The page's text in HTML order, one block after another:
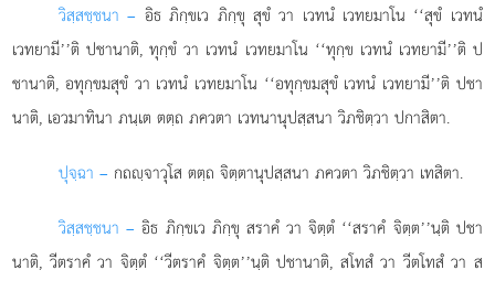
วิสฺสชฺชนา – อิธ ภิกฺขเว ภิกฺขุ สุขํ วา เวทนํ เวทยมาโน ‘‘สุขํ เวทนํ
เวทยามี’’ติ ปชานาติ, ทุกฺขํ วา เวทนํ เวทยมาโน ‘‘ทุกฺข เวทนํ เวทยามี’’ติ ป
ชานาติ, อทุกฺขมสุขํ วา เวทนํ เวทยมาโน ‘‘อทุกฺขมสุขํ เวทนํ เวทยามี’’ติ ปชา
นาติ, เอวมาทินา ภนฺเต ตตฺถ ภควตา เวทนานุปสฺสนา วิภชิตฺวา ปกาสิตา.
ปุจฺฉา – กถฺจาวุโสตตฺถ จิตฺตานุปสฺสนา ภควตา วิภชิตฺวา เทสิตา.
วิสฺสชฺชนา – อิธ ภิกฺขเว ภิกฺขุ สราคํ วา จิตฺตํ ‘‘สราคํ จิตฺต’’นฺติ ปชา
นาติ, วีตราคํ วา จิตฺตํ ‘‘วีตราคํ จิตฺต’’นฺติ ปชานาติ, สโทสํ วา วีตโทสํ วา ส